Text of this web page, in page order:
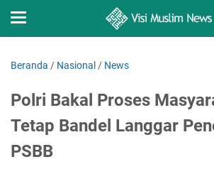
Beranda / Nasional / News
Polri Bakal Proses
Tetap Bandel Langgar
PSBB